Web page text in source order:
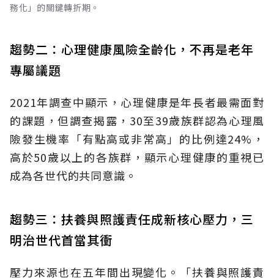
務化」的關鍵轉折期。
趨勢二：心理健康風險全齡化，不再是老年
專屬議題
2021年調查中顯示，心理健康是年長者最需面對
的課題，但調查揭露，30至39歲族群認為心理風
險發生機率「有點高或非常高」的比例達24%，
高於50歲以上的各族群，顯示心理健康的重視已
成為各世代的共同意識。
趨勢三：扶養與照護責任成新核心壓力，三
明治世代首當其衝
壓力來源也在五年間出現變化。「扶養與照護責